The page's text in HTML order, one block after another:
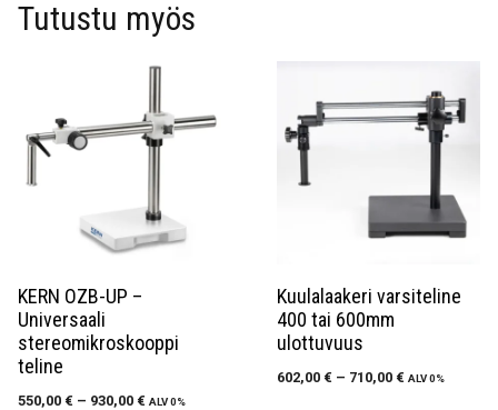
Tutustu myös
KERN OZB-UP –
Universaali
stereomikroskooppi
teline
550,00 € – 930,00 € ALV 0%
Kuulalaakeri varsiteline
400 tai 600mm
ulottuvuus
602,00 € – 710,00 € ALV 0%